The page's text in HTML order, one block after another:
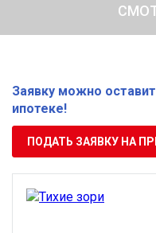
Заявку можно
ипотеке!
ПОДАТЬ ЗАЯВКУ НА